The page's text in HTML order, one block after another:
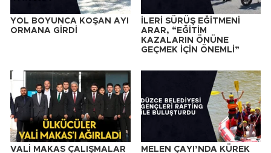
YOL BOYUNCA KOŞAN AYI
ORMANA GİRDİ
İLERİ SÜRÜŞ EĞİTMENİ
ARAR, “EĞİTİM
KAZALARIN ÖNÜNE
GEÇMEK İÇİN ÖNEMLİ”
VALİ MAKAS ÇALIŞMALAR
MELEN ÇAYI’NDA KÜREK